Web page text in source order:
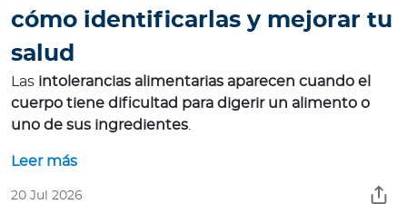
cómo identificarlas y mejorar tu
salud
Las intolerancias alimentarias aparecen cuando el
cuerpo tiene dificultad para digerir un alimento o
uno de sus ingredientes.
Leer más
20 Jul 2026